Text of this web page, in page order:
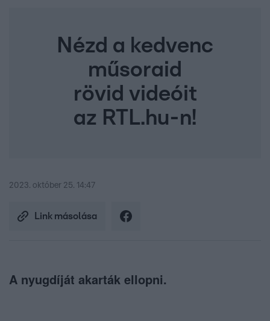
Nézd a kedvenc
műsoraid
rövid videóit
az RTL.hu-n!
2023. október 25. 14:47
Link másolása
A nyugdíját akarták ellopni.